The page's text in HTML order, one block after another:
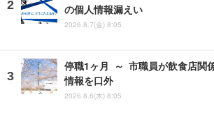
の個人情報漏えい
2026.8.7(金) 8:05
停職1ヶ月 ～ 市職員が飲食店関
情報を口外
2026.8.6(木) 8:05